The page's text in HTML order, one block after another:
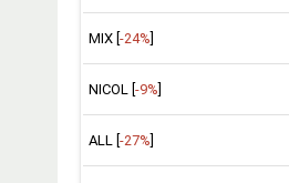
MIX [ -24%
NICOL [ -9%
ALL [ -27%